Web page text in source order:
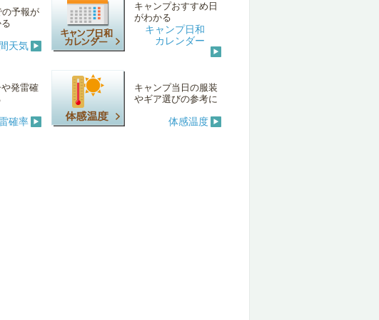
の予報が
天気
キャンプおすすめ日
がわかる
キャンプ日和
カレンダー
発雷確
確率
キャンプ当日の服装
やギア選びの参考に
体感温度